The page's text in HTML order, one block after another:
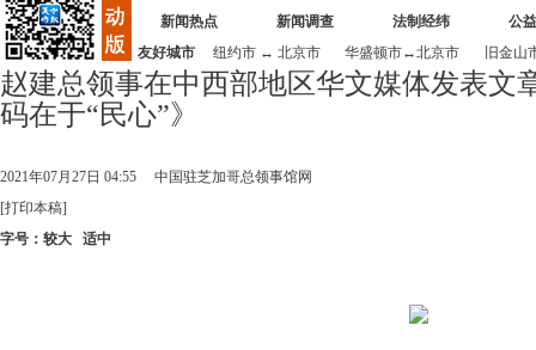
新闻热点
新闻调查 法制经纬
公
友好城市
纽约市↔ 北京市 华盛顿市↔北京市 旧金山
赵建总领事在中西部地区华文媒体发表文
码在于“民心”》
2021年07月27日 04:55
中国驻芝加哥总领事馆网
[打印本稿]
字号： 较大 适中